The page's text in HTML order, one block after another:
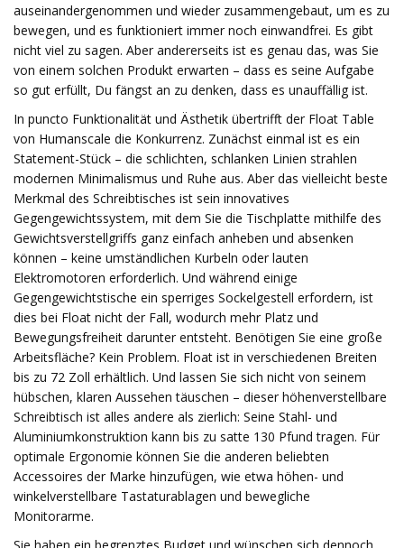
auseinandergenommen und wieder zusammengebaut, um es zu
bewegen, und es funktioniert immer noch einwandfrei. Es gibt
nicht viel zu sagen. Aber andererseits ist es genau das, was Sie
von einem solchen Produkt erwarten – dass es seine Aufgabe
so gut erfüllt, Du fängst an zu denken, dass es unauffällig ist.
In puncto Funktionalität und Ästhetik übertrifft der Float Table
von Humanscale die Konkurrenz. Zunächst einmal ist es ein
Statement-Stück – die schlichten, schlanken Linien strahlen
modernen Minimalismus und Ruhe aus. Aber das vielleicht beste
Merkmal des Schreibtisches ist sein innovatives
Gegengewichtssystem, mit dem Sie die Tischplatte mithilfe des
Gewichtsverstellgriffs ganz einfach anheben und absenken
können – keine umständlichen Kurbeln oder lauten
Elektromotoren erforderlich. Und während einige
Gegengewichtstische ein sperriges Sockelgestell erfordern, ist
dies bei Float nicht der Fall, wodurch mehr Platz und
Bewegungsfreiheit darunter entsteht. Benötigen Sie eine große
Arbeitsfläche? Kein Problem. Float ist in verschiedenen Breiten
bis zu 72 Zoll erhältlich. Und lassen Sie sich nicht von seinem
hübschen, klaren Aussehen täuschen – dieser höhenverstellbare
Schreibtisch ist alles andere als zierlich: Seine Stahl- und
Aluminiumkonstruktion kann bis zu satte 130 Pfund tragen. Für
optimale Ergonomie können Sie die anderen beliebten
Accessoires der Marke hinzufügen, wie etwa höhen- und
winkelverstellbare Tastaturablagen und bewegliche
Monitorarme.